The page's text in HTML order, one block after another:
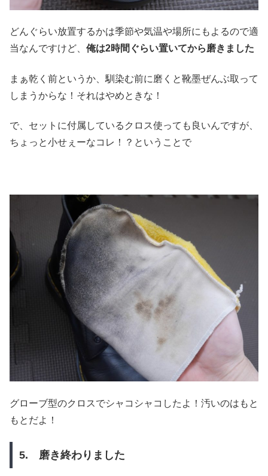
どんぐらい放置するかは季節や気温や場所にもよるので適
当なんですけど、 俺は2時間ぐらい置いてから磨きました
まぁ乾く前というか、馴染む前に磨くと靴墨ぜんぶ取って
しまうからな！それはやめときな！
で、セットに付属しているクロス使っても良いんですが、
ちょっと小せぇーなコレ！？ということで
グローブ型のクロスでシャコシャコしたよ！汚いのはもと
もとだよ！
5. 磨き終わりました